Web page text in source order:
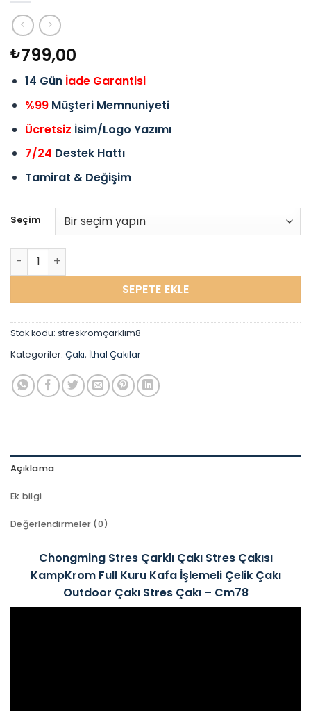
₺799,00
14 Gün İade Garantisi
%99Müşteri Memnuniyeti
Ücretsiz İsim/Logo Yazımı
7/24 Destek Hattı
Tamirat & Değişim
Seçim
Chongming Stres Çarklı Çakı Stres Çakısı Kamp Krom
SEPETE EKLE
Stok kodu: streskromçarklım8
Kategoriler: Çakı, İthal Çakılar
Açıklama
Ek bilgi
Değerlendirmeler (0)
Chongming Stres Çarklı Çakı Stres Çakısı
KampKrom Full Kuru Kafa İşlemeli Çelik Çakı
Outdoor Çakı Stres Çakı – Cm78